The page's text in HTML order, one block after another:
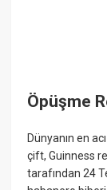
Öpüşme
Dünyanın en
çift, Guinness
tarafından 24